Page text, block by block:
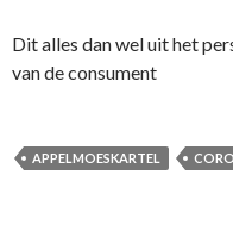
Dit alles dan wel uit het
van de consument
APPELMOESKARTEL